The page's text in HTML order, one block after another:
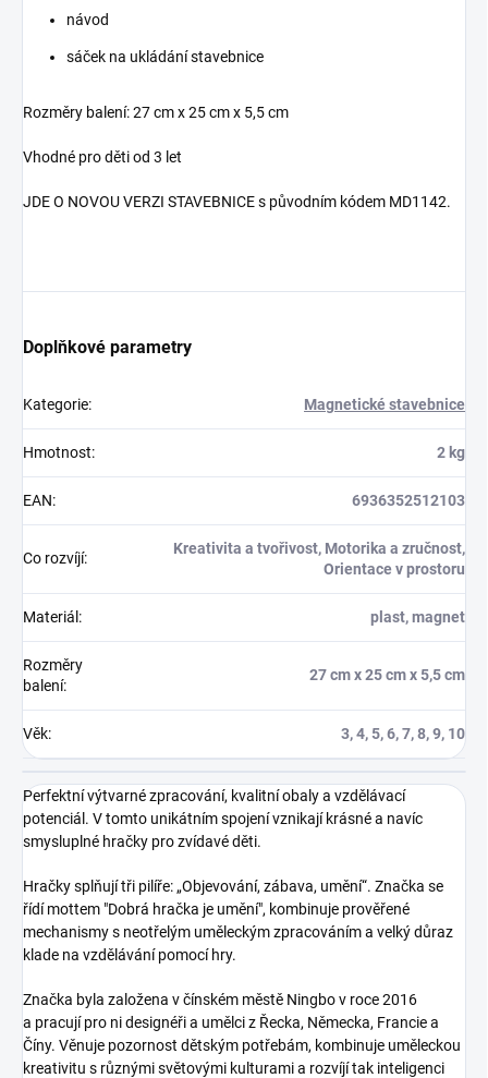
návod
sáček na ukládání stavebnice
Rozměry balení: 27 cm x 25 cm x 5,5 cm
Vhodné pro děti od 3 let
JDE O NOVOU VERZI STAVEBNICE s původním kódem MD1142.
Doplňkové parametry
Kategorie: Magnetické stavebnice
Hmotnost: 2 kg
EAN: 6936352512103
Co rozvíjí:
Kreativita a tvořivost, Motorika a zručnost,
Orientace v prostoru
Materiál : plast, magnet
Rozměry
balení:
27 cm x 25 cm x 5,5 cm
Věk: 3, 4, 5, 6, 7, 8, 9, 10
Perfektní výtvarné zpracování, kvalitní obaly a vzdělávací
potenciál. V tomto unikátním spojení vznikají krásné a navíc
smysluplné hračky pro zvídavé děti.
Hračky splňují tři pilíře: „Objevování, zábava, umění“. Značka se
řídí mottem "Dobrá hračka je umění", kombinuje prověřené
mechanismy s neotřelým uměleckým zpracováním a velký důraz
klade na vzdělávání pomocí hry.
Značka byla založena v čínském městě Ningbo v roce 2016
a pracují pro ni designéři a umělci z Řecka, Německa, Francie a
Číny. Věnuje pozornost dětským potřebám, kombinuje uměleckou
kreativitu s různými světovými kulturami a rozvíjí tak inteligenci